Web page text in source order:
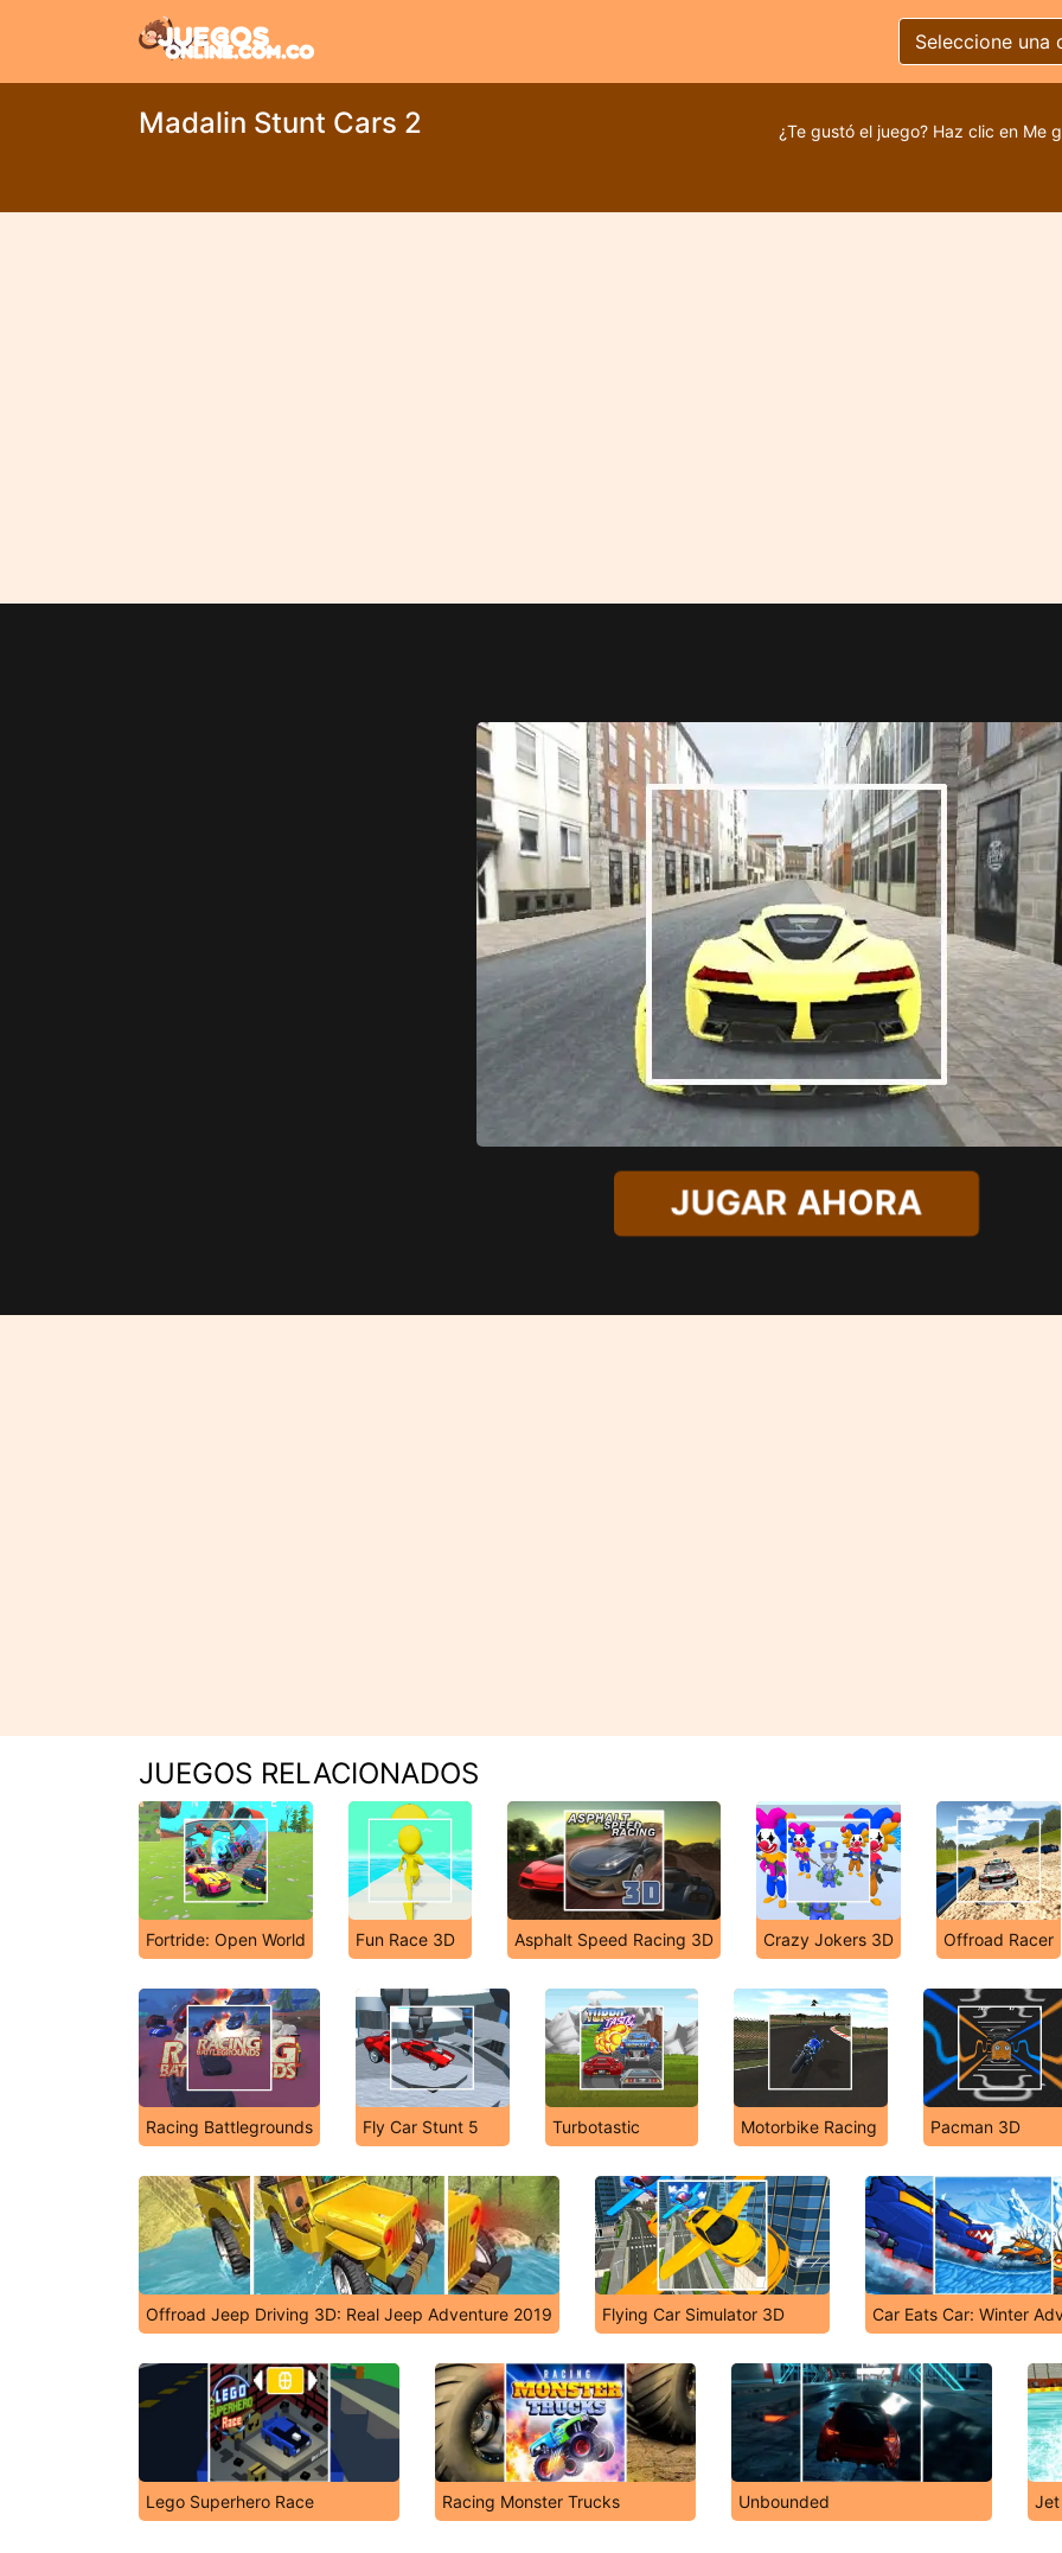
Seleccione una
Madalin Stunt Cars 2 ¿Te gustó el juego? Haz clic en Me
JUGAR AHORA
JUEGOS RELACIONADOS
Fortride: Open World Fun Race 3D Asphalt Speed Racing 3D Crazy Jokers 3D Offroad Racer
Racing Battlegrounds Fly Car Stunt 5 Turbotastic Motorbike Racing Pacman 3D
Offroad Jeep Driving 3D: Real Jeep Adventure 2019 Flying Car Simulator 3D Car Eats Car: Winter
Lego Superhero Race Racing Monster Trucks Unbounded Jet